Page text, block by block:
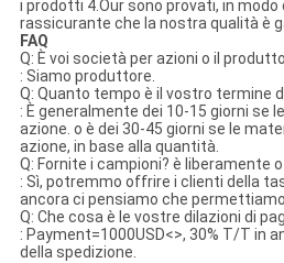
i prodotti 4.Our sono provati, in
rassicurante che la nostra qualità è
FAQ
Q: È voi società per azioni o il
: Siamo produttore.
Q: Quanto tempo è il vostro termine
: È generalmente dei 10-15 giorni se
azione. o è dei 30-45 giorni se le
azione, in base alla quantità.
Q: Fornite i campioni? è liberamente
: Sì, potremmo offrire i clienti della
ancora ci pensiamo che
Q: Che cosa è le vostre dilazioni di
: Payment=1000USD<>, 30% T/T in
della spedizione.